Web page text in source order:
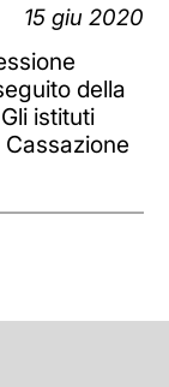
15 giu 2020
della
istituti